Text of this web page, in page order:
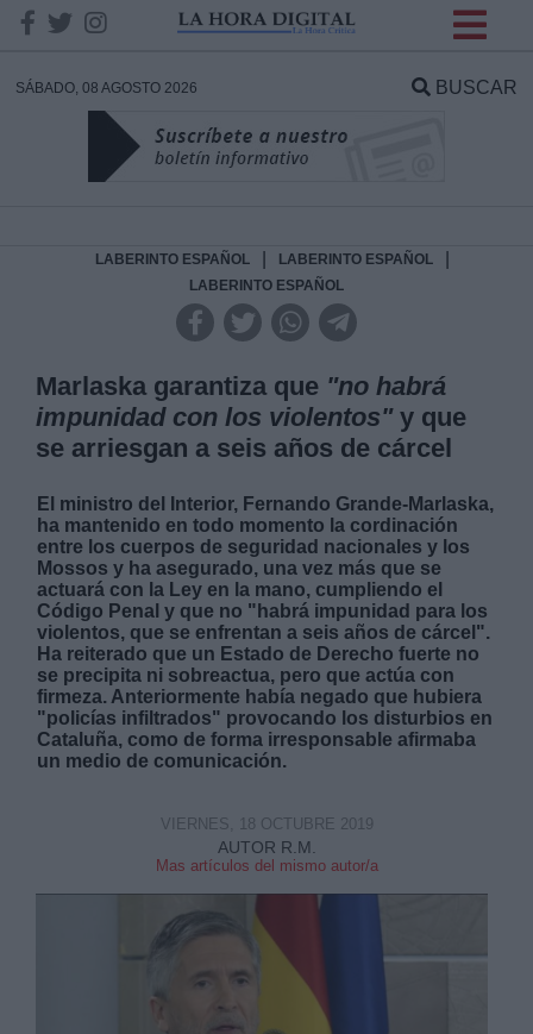
SÁBADO, 08 AGOSTO 2026 BUSCAR
LABERINTO ESPAÑOL LABERINTO ESPAÑOL
LABERINTO ESPAÑOL
Marlaska garantiza que "no habrá
impunidad con los violentos"y que
se arriesgan a seis años de cárcel
El ministro del Interior, Fernando Grande-Marlaska,
ha mantenido en todo momento la cordinación
entre los cuerpos de seguridad nacionales y los
Mossos y ha asegurado, una vez más que se
actuará con la Ley en la mano, cumpliendo el
Código Penal y que no "habrá impunidad para los
violentos, que se enfrentan a seis años de cárcel".
Ha reiterado que un Estado de Derecho fuerte no
se precipita ni sobreactua, pero que actúa con
firmeza. Anteriormente había negado que hubiera
"policías infiltrados" provocando los disturbios en
Cataluña, como de forma irresponsable afirmaba
un medio de comunicación.
AUTOR R.M.
Mas artículos del mismo autor/a
VIERNES, 18 OCTUBRE 2019
DATOS
Responsable:
Legitimación:
Derechos:
link